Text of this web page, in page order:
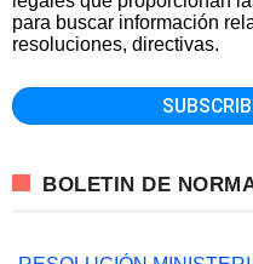
para buscar información
resoluciones, directivas.
BOLETIN DE